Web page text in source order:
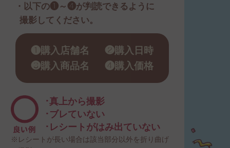
・以下の❶～❹が判読できるように
撮影してください。
❶購入店舗名
❷購入日時
❸購入商品名
❹購入価格
･真上から撮影
･ブレていない
･レシートがはみ出ていない
※レシートが長い場合は該当部分以外を折り曲げ